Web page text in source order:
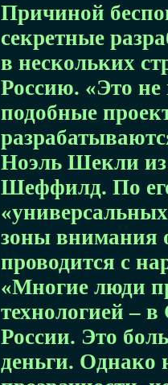
Причиной
секретные
в нескольких
Россию. «Это
подобные
Ноэль Шекли из
Шеффилд. По
зоны внимания
проводится с
«Многие люди
технологией –
России. Это
деньги. Однако